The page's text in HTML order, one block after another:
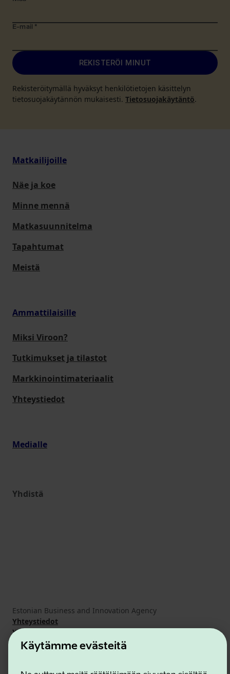
Käytämme evästeitä
E-mail *
REKISTERÖI MINUT
Rekisteröitymällä hyväksyt henkilötietojen käsittelyn
tietosuojakäytännön mukaisesti. Tietosuojakäytäntö.
Matkailijoille
Näe ja koe
Minne mennä
Matkasuunnitelma
Tapahtumat
Meistä
Ammattilaisille
Miksi Viroon?
Tutkimukset ja tilastot
Markkinointimateriaalit
Yhteystiedot
Medialle
Yhdistä
Estonian Business and Innovation Agency
Yhteystiedot
Yhteistyökumppanit
Käyttöehdot
Eväste- ja tietosuojakäytäntö